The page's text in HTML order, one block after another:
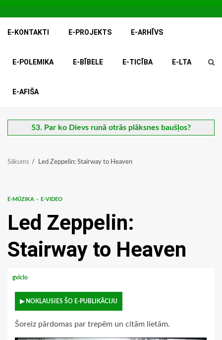
E-KONTAKTI E-PROJEKTS E-ARHĪVS
E-POLEMIKA E-BĪBELE E-TICĪBA E-LTA
E-AFIŠA
53. Par ko Dievs runā otrās plāksnes baušļos?
Sākums Led Zeppelin: Stairway to Heaven
E-MŪZIKA E-VIDEO
Led Zeppelin:
Stairway to Heaven
gviclo
▶ NOKLAUSIES ŠO E-PUBLIKĀCIJU
Šoreiz pārdomas par trepēm un citām lietām.